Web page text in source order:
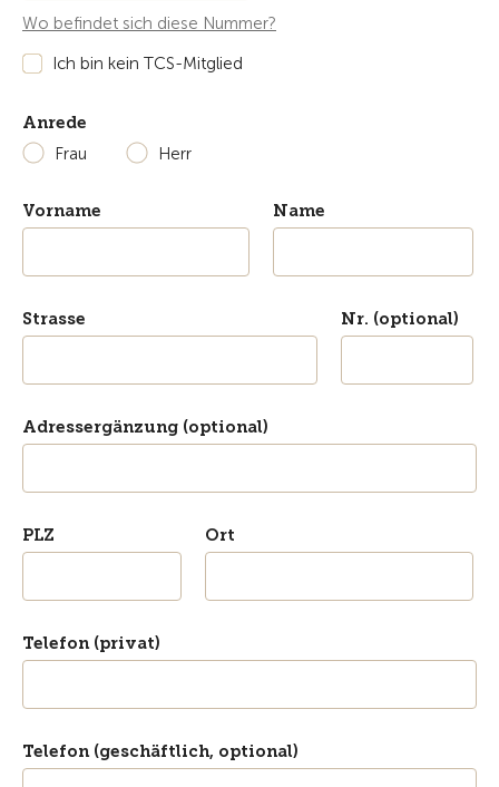
Wo befindet sich diese Nummer?
Ich bin kein TCS-Mitglied
Anrede
Frau
Herr
Vorname Name
Strasse Nr. (optional)
Adressergänzung (optional)
PLZ Ort
Telefon (privat)
Telefon (geschäftlich, optional)